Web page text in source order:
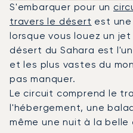
S'embarquer pour un
travers le désert est
lorsque vous louez un
désert du Sahara est
et les plus vastes du
pas manquer.
Le circuit comprend le
l'hébergement, une
même une nuit à la belle